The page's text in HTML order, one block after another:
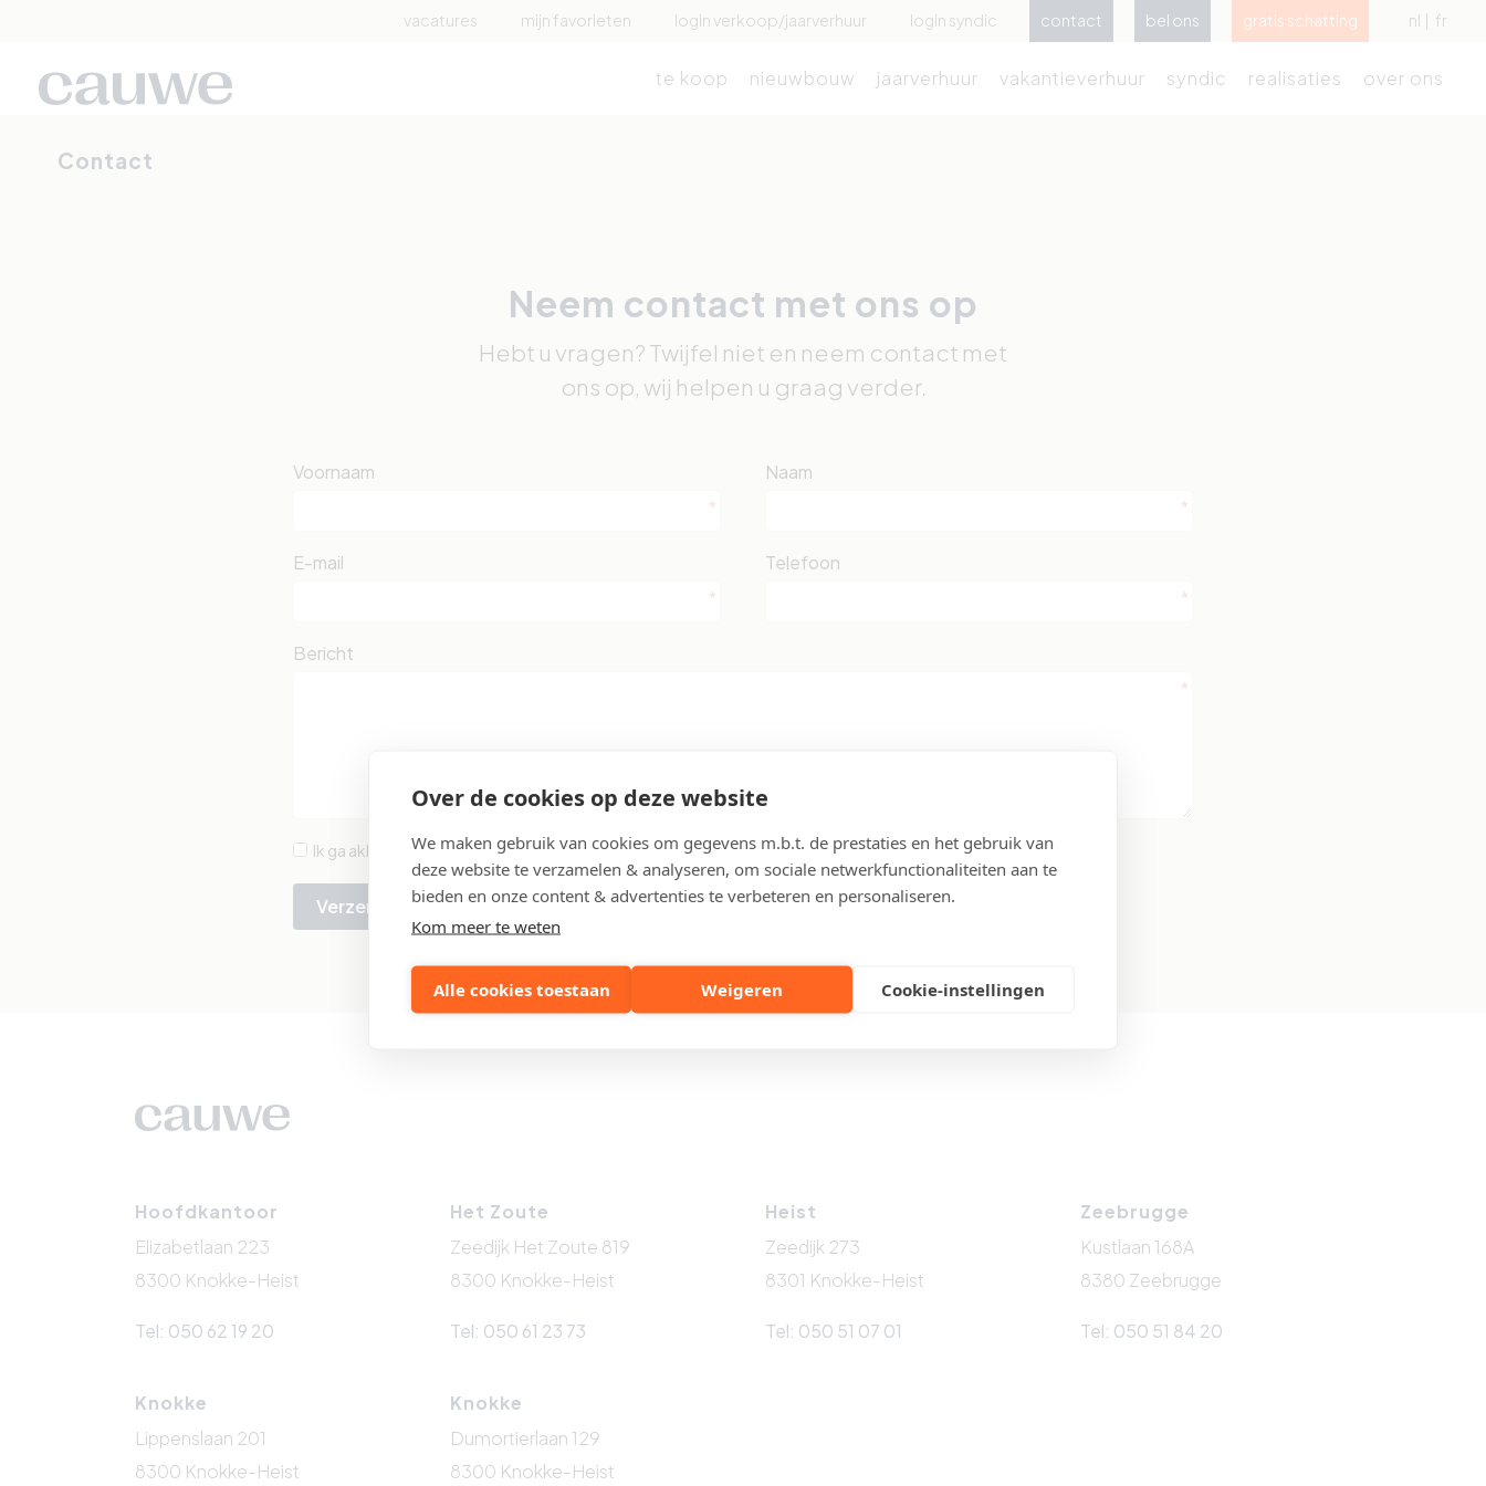
vacatures mijn favorieten login verkoop/jaarverhuur login syndic contact bel ons gratis schatting nl fr
te koop nieuwbouw jaarverhuur vakantieverhuur syndic realisaties over ons
Contact
Neem contact met ons op
Hebt u vragen? Twijfel niet en neem contact met
ons op, wij helpen u graag verder.
Voornaam Naam
E-mail Telefoon
Bericht
Ik ga akkoord met deprivacyvoorwaarden
Verzenden
Hoofdkantoor
Elizabetlaan 223
8300 Knokke-Heist
Tel: 050 62 19 20
Het Zoute
Zeedijk Het Zoute 819
8300 Knokke-Heist
Tel: 050 61 23 73
Heist
Zeedijk 273
8301 Knokke-Heist
Tel: 050 51 07 01
Zeebrugge
Kustlaan 168A
8380 Zeebrugge
Tel: 050 51 84 20
Knokke
Lippenslaan 201
8300 Knokke-Heist
Knokke
Dumortierlaan 129
8300 Knokke-Heist
Over de cookies op deze website
We maken gebruik van cookies om gegevens m.b.t. de prestaties en het gebruik van
deze website te verzamelen & analyseren, om sociale netwerkfunctionaliteiten aan te
bieden en onze content & advertenties te verbeteren en personaliseren.
Kom meer te weten
Alle cookies toestaan Weigeren Cookie-instellingen